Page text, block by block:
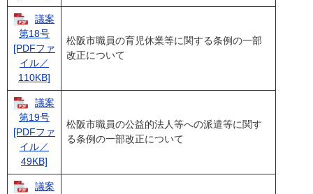
議案
第18号
[PDFファ
イル／
110KB]
松阪市職員の育児休業等に関する条例の一部
改正について
議案
第19号
[PDFファ
イル／
49KB]
松阪市職員の公益的法人等への派遣等に関す
る条例の一部改正について
議案